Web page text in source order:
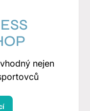
nejen